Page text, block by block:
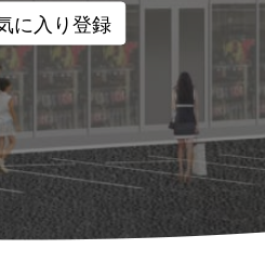
に入り登録